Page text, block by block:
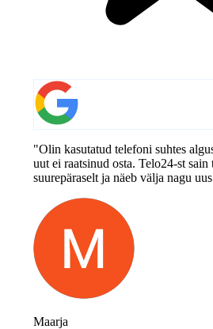
"Olin kasutatud telefoni suhtes
uut ei raatsinud osta. Telo24-st
suurepäraselt ja näeb välja nagu
Maarja